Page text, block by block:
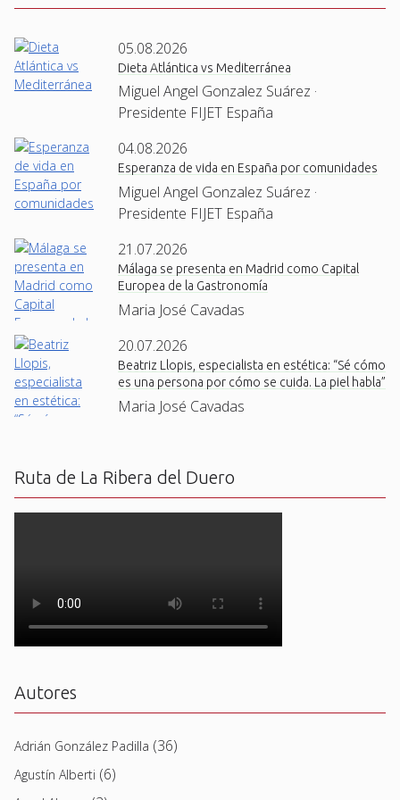
05.08.2026
Dieta Atlántica vs Mediterránea
Miguel Angel Gonzalez Suárez ·
Presidente FIJET España
04.08.2026
Esperanza de vida en España por comunidades
Miguel Angel Gonzalez Suárez ·
Presidente FIJET España
21.07.2026
Málaga se presenta en Madrid como Capital
Europea de la Gastronomía
Maria José Cavadas
20.07.2026
Beatriz Llopis, especialista en estética: “Sé cómo
es una persona por cómo se cuida. La piel habla”
Maria José Cavadas
Ruta de La Ribera del Duero
Autores
Adrián González Padilla (36)
Agustín Alberti (6)